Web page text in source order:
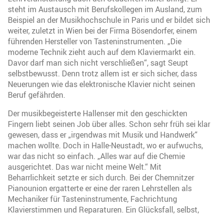
steht im Austausch mit Berufskollegen im Ausland, zum
Beispiel an der Musikhochschule in Paris und er bildet sich
weiter, zuletzt in Wien bei der Firma Bösendorfer, einem
führenden Hersteller von Tasteninstrumenten. „Die
moderne Technik zieht auch auf dem Klaviermarkt ein.
Davor darf man sich nicht verschließen“, sagt Seupt
selbstbewusst. Denn trotz allem ist er sich sicher, dass
Neuerungen wie das elektronische Klavier nicht seinen
Beruf gefährden.
Der musikbegeisterte Hallenser mit den geschickten
Fingern liebt seinen Job über alles. Schon sehr früh sei klar
gewesen, dass er „irgendwas mit Musik und Handwerk“
machen wollte. Doch in Halle-Neustadt, wo er aufwuchs,
war das nicht so einfach. „Alles war auf die Chemie
ausgerichtet. Das war nicht meine Welt.“ Mit
Beharrlichkeit setzte er sich durch. Bei der Chemnitzer
Pianounion ergatterte er eine der raren Lehrstellen als
Mechaniker für Tasteninstrumente, Fachrichtung
Klavierstimmen und Reparaturen. Ein Glücksfall, selbst,